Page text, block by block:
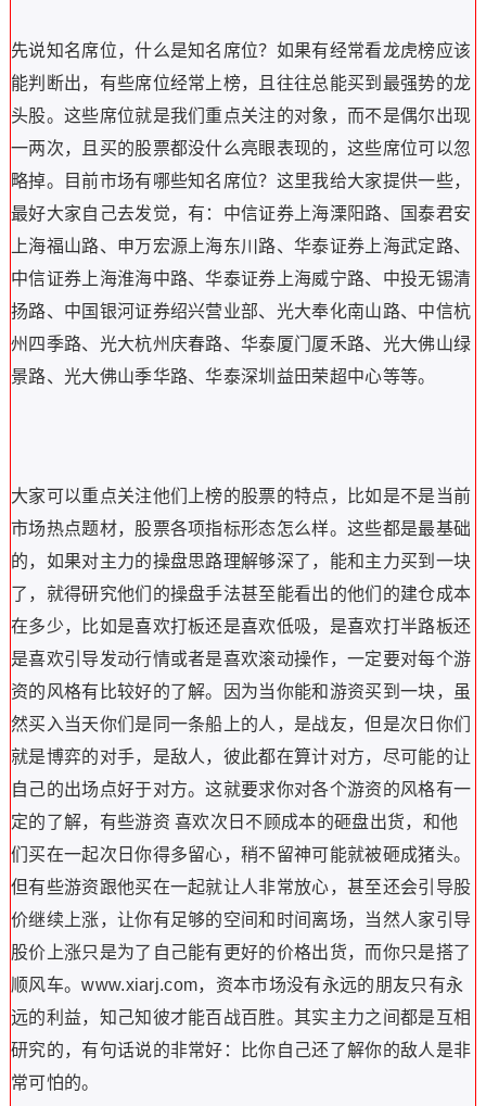
先说知名席位，什么是知名席位？如果有经常看龙虎榜应该
能判断出，有些席位经常上榜，且往往总能买到最强势的龙
头股。这些席位就是我们重点关注的对象，而不是偶尔出现
一两次，且买的股票都没什么亮眼表现的，这些席位可以忽
略掉。目前市场有哪些知名席位？这里我给大家提供一些，
最好大家自己去发觉，有：中信证券上海溧阳路、国泰君安
上海福山路、申万宏源上海东川路、华泰证券上海武定路、
中信证券上海淮海中路、华泰证券上海威宁路、中投无锡清
扬路、中国银河证券绍兴营业部、光大奉化南山路、中信杭
州四季路、光大杭州庆春路、华泰厦门厦禾路、光大佛山绿
景路、光大佛山季华路、华泰深圳益田荣超中心等等。
大家可以重点关注他们上榜的股票的特点，比如是不是当前
市场热点题材，股票各项指标形态怎么样。这些都是最基础
的，如果对主力的操盘思路理解够深了，能和主力买到一块
了，就得研究他们的操盘手法甚至能看出的他们的建仓成本
在多少，比如是喜欢打板还是喜欢低吸，是喜欢打半路板还
是喜欢引导发动行情或者是喜欢滚动操作，一定要对每个游
资的风格有比较好的了解。因为当你能和游资买到一块，虽
然买入当天你们是同一条船上的人，是战友，但是次日你们
就是博弈的对手，是敌人，彼此都在算计对方，尽可能的让
自己的出场点好于对方。这就要求你对各个游资的风格有一
定的了解，有些游资 喜欢次日不顾成本的砸盘出货，和他
们买在一起次日你得多留心，稍不留神可能就被砸成猪头。
但有些游资跟他买在一起就让人非常放心，甚至还会引导股
价继续上涨，让你有足够的空间和时间离场，当然人家引导
股价上涨只是为了自己能有更好的价格出货，而你只是搭了
顺风车。www.xiarj.com，资本市场没有永远的朋友只有永
远的利益，知己知彼才能百战百胜。其实主力之间都是互相
研究的，有句话说的非常好：比你自己还了解你的敌人是非
常可怕的。